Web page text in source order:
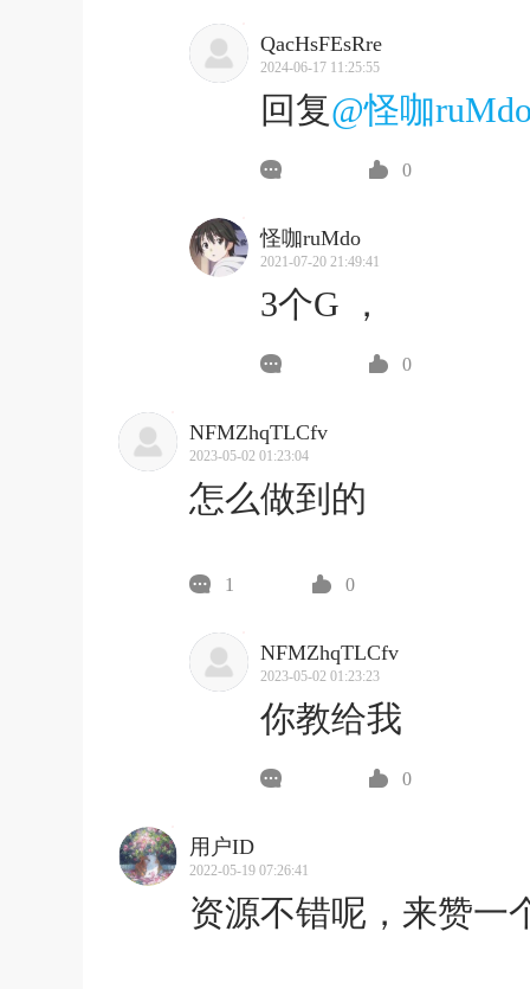
QacHsFEsRre
2024-06-17 11:25:55
回复@怪咖
0
怪咖ruMdo
2021-07-20 21:49:41
3个G ，
0
NFMZhqTLCfv
2023-05-02 01:23:04
怎么做到的
1 0
NFMZhqTLCfv
2023-05-02 01:23:23
你教给我
0
用户ID
2022-05-19 07:26:41
资源不错呢，来赞一